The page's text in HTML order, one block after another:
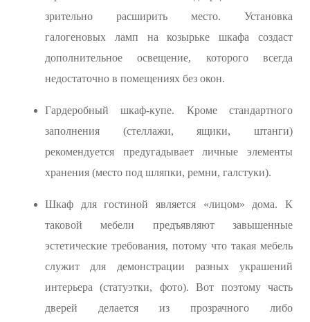
зрительно расширить место. Установка
галогеновых ламп на козырьке шкафа создаст
дополнительное освещение, которого всегда
недостаточно в помещениях без окон.
Гардеробный шкаф-купе. Кроме стандартного
заполнения (стеллажи, ящики, штанги)
рекомендуется предугадывает личные элементы
хранения (место под шляпки, ремни, галстуки).
Шкаф для гостиной является «лицом» дома. К
таковой мебели предъявляют завышенные
эстетические требования, потому что такая мебель
служит для демонстрации разных украшений
интерьера (статуэтки, фото). Вот поэтому часть
дверей делается из прозрачного либо